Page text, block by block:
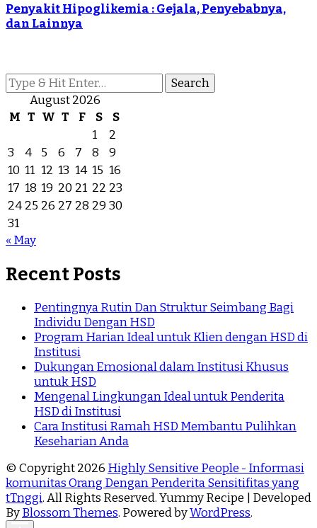
Penyakit Hipoglikemia : Gejala, Penyebabnya,
dan Lainnya
Looking
for
Something?
August 2026
M T W T F S
S
1
2
3
4 5 6 7 8
9
10 11 12 13 14 15 16
17 18 19 20 21 22 23
24 25 26 27 28 29 30
31
« May
Recent Posts
Pentingnya Rutin Dan Struktur Seimbang Bagi
Individu Dengan HSD
Program Harian Ideal untuk Klien dengan HSD di
Institusi
Dukungan Emosional dalam Institusi Khusus
untuk HSD
Mengenal Lingkungan Ideal untuk Penderita
HSD di Institusi
Cara Institusi Ramah HSD Membantu Pulihkan
Keseharian Anda
© Copyright 2026 Highly Sensitive People - Informasi
komunitas Orang Dengan Penderita Sensitifitas yang
tTnggi. All Rights Reserved. Yummy Recipe | Developed
ByBlossom Themes. Powered byWordPress.